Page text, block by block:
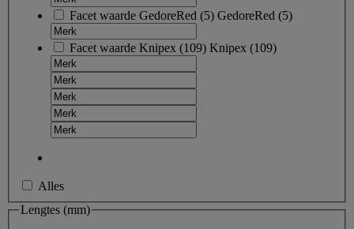
Facet waarde GedoreRed (5) GedoreRed (5)
Facet waarde Knipex (109) Knipex (109)
Alles
Lengtes (mm)